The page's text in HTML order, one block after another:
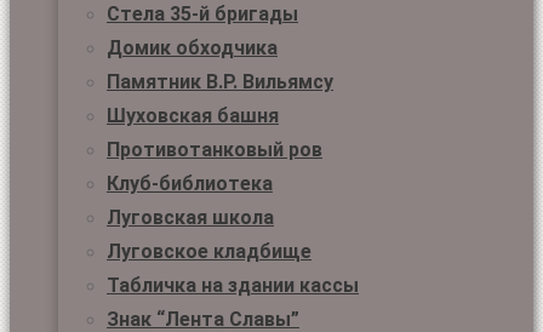
Стела 35-й бригады
Домик обходчика
Памятник В.Р. Вильямсу
Шуховская башня
Противотанковый ров
Клуб-библиотека
Луговская школа
Луговское кладбище
Табличка на здании кассы
Знак “Лента Славы”